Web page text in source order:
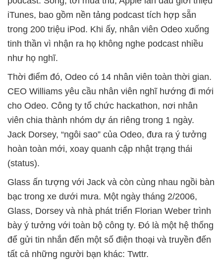
iTunes, bao gồm nền tảng podcast tích hợp sẵn
trong 200 triệu iPod. Khi ấy, nhân viên Odeo xuống
tinh thần vì nhận ra họ không nghe podcast nhiều
như họ nghĩ.
Thời điểm đó, Odeo có 14 nhân viên toàn thời gian.
CEO Williams yêu cầu nhân viên nghĩ hướng đi mới
cho Odeo. Công ty tổ chức hackathon, nơi nhân
viên chia thành nhóm dự án riêng trong 1 ngày.
Jack Dorsey, “ngôi sao” của Odeo, đưa ra ý tưởng
hoàn toàn mới, xoay quanh cập nhật trạng thái
(status).
Glass ấn tượng với Jack và còn cùng nhau ngồi bàn
bạc trong xe dưới mưa. Một ngày tháng 2/2006,
Glass, Dorsey và nhà phát triển Florian Weber trình
bày ý tưởng với toàn bộ công ty. Đó là một hệ thống
để gửi tin nhắn đến một số điện thoại và truyền đến
tất cả những người bạn khác: Twttr.